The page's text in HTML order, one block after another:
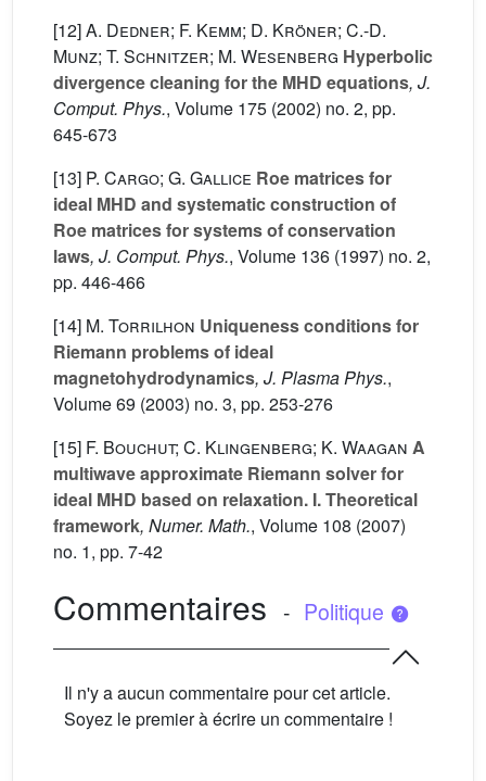
[12]A. Dedner; F. Kemm; D. Kröner; C.-D.
Munz; T. Schnitzer; M. Wesenberg Hyperbolic
divergence cleaning for the MHD equations, J.
Comput. Phys., Volume 175 (2002) no. 2, pp.
645-673
[13] P. Cargo; G. Gallice Roe matrices for
ideal MHD and systematic construction of
Roe matrices for systems of conservation
laws, J. Comput. Phys., Volume 136 (1997) no. 2,
pp. 446-466
[14] M. Torrilhon Uniqueness conditions for
Riemann problems of ideal
magnetohydrodynamics, J. Plasma Phys.,
Volume 69 (2003) no. 3, pp. 253-276
[15] F. Bouchut; C. Klingenberg; K. Waagan A
multiwave approximate Riemann solver for
ideal MHD based on relaxation. I. Theoretical
framework, Numer. Math., Volume 108 (2007)
no. 1, pp. 7-42
Commentaires - Politique
Il n'y a aucun commentaire pour cet article.
Soyez le premier à écrire un commentaire !